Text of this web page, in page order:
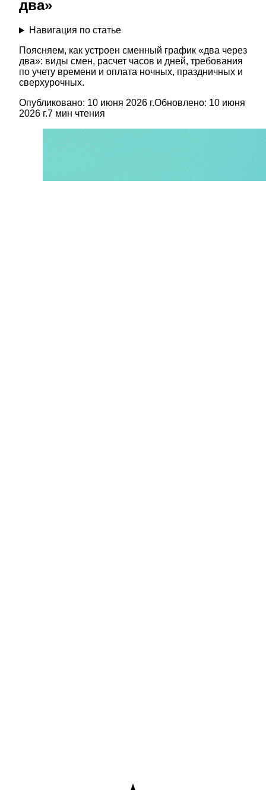
два»
Навигация по статье
Поясняем, как устроен сменный график «два через
два»: виды смен, расчет часов и дней, требования
по учету времени и оплата ночных, праздничных и
сверхурочных.
Опубликовано: 10 июня 2026 г.Обновлено: 10 июня
2026 г.7 мин чтения